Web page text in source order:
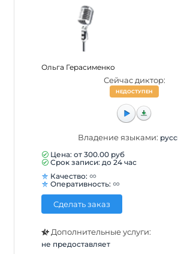
Ольга Герасименко
Сейчас диктор:
НЕДОСТУПЕН
Владение языками:
Цена: от 300.00 руб
Срок записи: до 24 час
Качество:
Оперативность:
Сделать заказ
Дополнительные услуги:
не предоставляет